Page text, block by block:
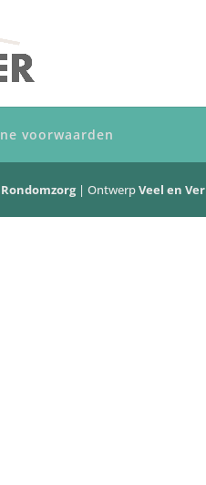
voorwaarden
Rondomzorg | OntwerpVeel en Ver